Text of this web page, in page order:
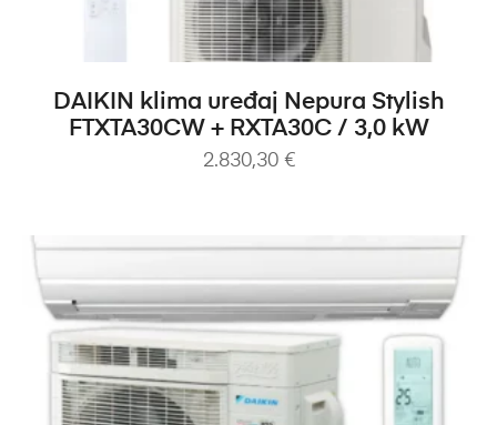
DODAJ U KOŠARICU
DAIKIN klima uređaj Nepura Stylish
FTXTA30CW + RXTA30C / 3,0 kW
2.830,30 €